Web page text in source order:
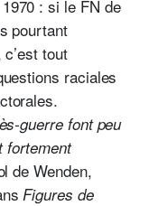
: si le FN de
pourtant
tout
raciales
guerre font peu
fortement
de Wenden,
Figures de